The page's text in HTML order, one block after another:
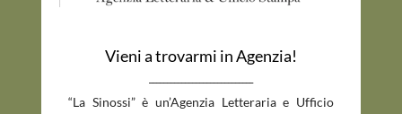
Vieni a trovarmi in Agenzia!
“La Sinossi” è un’Agenzia Letteraria e Ufficio